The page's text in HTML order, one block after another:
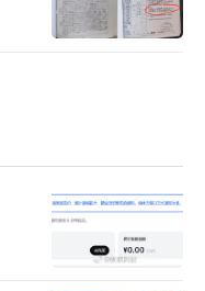
生相关不实言论
立未按期履行，
个银行账户中的3
万元并进行了公